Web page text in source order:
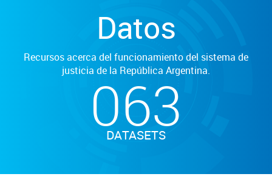
Datos
Recursos acerca del funcionamiento del sistema de
justicia de la República Argentina.
063
DATASETS